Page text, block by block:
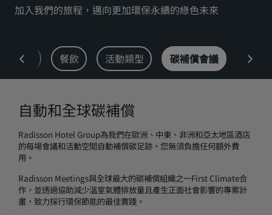
Radisson Individuals art'otel
Park Plaza Park Inn by Radisson
Prize by Radisson Country Inn & Suites
中國區關聯品牌
J. Jin Jiang
商務旅客
造訪我們的部落格
加入我們的旅程，邁向更加環保永續的綠色未來
計劃 餐飲 活動類型 碳補償會議 GBTA
自動和全球碳補償
Radisson Hotel Group為我們在歐洲、中東、非洲和亞太地區酒店
的每場會議和活動空間自動補償碳足跡，您無須負擔任何額外費
用。
Radisson Meetings與全球最大的碳補償組織之一First Climate合
作，並透過協助減少溫室氣體排放量且產生正面社會影響的專案計
畫，致力採行環保節能的最佳實踐。